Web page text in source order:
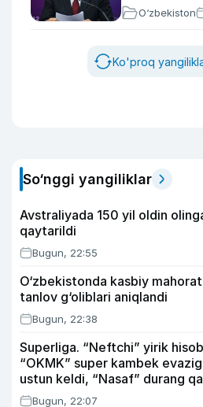
O‘zbekiston
Ko'proq
So‘nggi yangiliklar
Avstraliyada 150 yil oldin
qaytarildi
Bugun, 22:55
O‘zbekistonda kasbiy
tanlov g‘oliblari aniqlandi
Bugun, 22:38
Superliga. “Neftchi” yirik
“OKMK” super kambek
ustun keldi, “Nasaf” durang
Bugun, 22:07